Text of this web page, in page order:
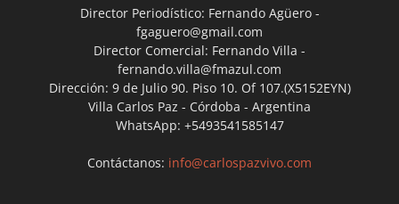
Director Periodístico: Fernando Agüero -
fgaguero@gmail.com
Director Comercial: Fernando Villa -
fernando.villa@fmazul.com
Dirección: 9 de Julio 90. Piso 10. Of 107.(X5152EYN)
Villa Carlos Paz - Córdoba - Argentina
WhatsApp: +5493541585147
Contáctanos: info@carlospazvivo.com